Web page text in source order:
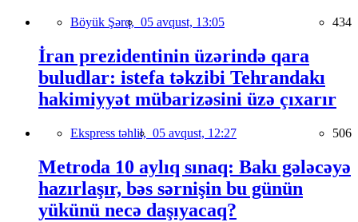
Böyük Şərq, 05 avqust, 13:05 434
İran prezidentinin üzərində qara
buludlar: istefa təkzibi Tehrandakı
hakimiyyət mübarizəsini üzə çıxarır
Ekspress təhlil, 05 avqust, 12:27 506
Metroda 10 aylıq sınaq: Bakı gələcəyə
hazırlaşır, bəs sərnişin bu günün
yükünü necə daşıyacaq?